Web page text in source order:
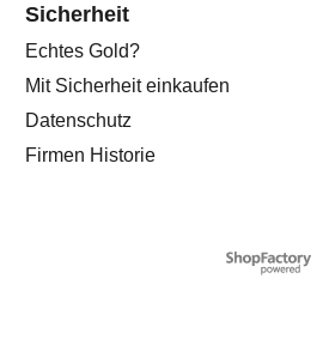
Sicherheit
Echtes Gold?
Mit Sicherheit einkaufen
Datenschutz
Firmen Historie
WebShop erstellt mit
ShopFactory Shop